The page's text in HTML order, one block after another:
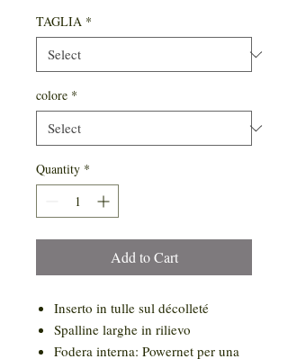
TAGLIA *
colore *
Quantity *
Add to Cart
Inserto in tulle sul décolleté
Spalline larghe in rilievo
Fodera interna: Powernet per una